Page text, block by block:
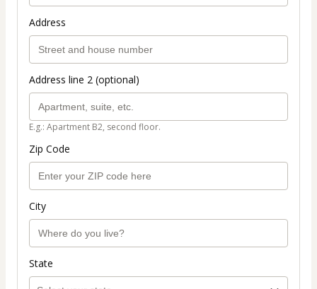
Address
Address line 2 (optional)
E.g.: Apartment B2, second floor.
Zip Code
City
State